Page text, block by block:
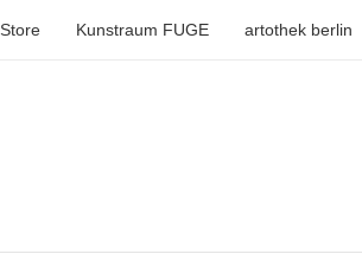
Kunstraum FUGE artothek berlin